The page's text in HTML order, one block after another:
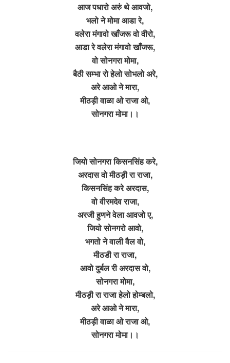
आज पधारो अरुं थे आवजो,
भलो ने मोमा आडा रे,
वलेरा मंगावो खाँजरू वो वीरो,
आडा रे वलेरा मंगावो खाँजरू,
वो सोनगरा मोमा,
बैठी सम्भा रो हेलो सोभलो अरे,
अरे आओ ने मारा,
मीठड़ी वाळा ओ राजा ओ,
सोनगरा मोमा।।
जियो सोनगरा किसनसिंह करे,
अरदास वो मीठड़ी रा राजा,
किसनसिंह करे अरदास,
वो वीरमदेव राजा,
अरजी हुणने वेला आवजो ए,
जियो सोनगरो आवो,
भगतो ने वाली वैल वो,
मीठडी रा राजा,
आवो दुर्बल री अरदास वो,
सोनगरा मोमा,
मीठड़ी रा राजा हेलो होम्बलो,
अरे आओ ने मारा,
मीठड़ी वाळा ओ राजा ओ,
सोनगरा मोमा।।